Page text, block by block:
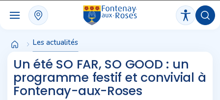
Les actualités
Un été SO FAR, SO GOOD : un
programme festif et convivial à
Fontenay-aux-Roses
Panneau de gestion des cookies